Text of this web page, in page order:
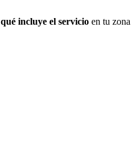
qué incluye el servicio en tu